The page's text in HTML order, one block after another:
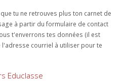
tu ne retrouves plus ton carnet de
à partir du formulaire de contact
t'enverrons tes données (il est
courriel à utiliser pour te
Educlasse